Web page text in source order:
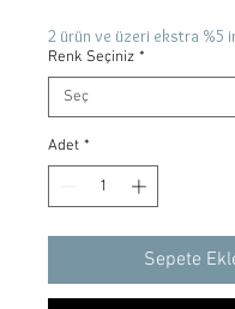
2 ürün ve üzeri ekstra %5
Renk Seçiniz *
Adet *
Sepete